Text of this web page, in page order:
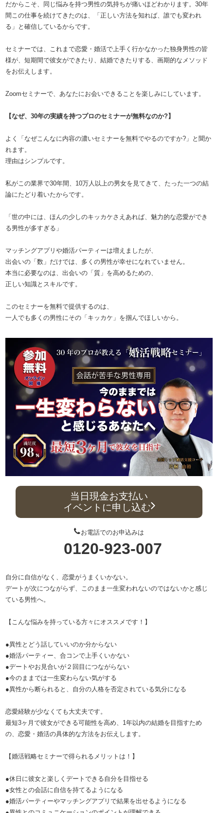
だからこそ、同じ悩みを持つ男性の気持ちが痛いほどわかります。30年
間この仕事を続けてきたのは、「正しい方法を知れば、誰でも変われ
る」と確信しているからです。
セミナーでは、これまで恋愛・婚活で上手く行かなかった独身男性の皆
様が、短期間で彼女ができたり、結婚できたりする、画期的なメソッド
をお伝えします。
Zoomセミナーで、あなたにお会いできることを楽しみにしています。
【なぜ、30年の実績を持つプロのセミナーが無料なのか?】
よく「なぜこんなに内容の濃いセミナーを無料でやるのですか?」と聞か
れます。
理由はシンプルです。
私がこの業界で30年間、10万人以上の男女を見てきて、たった一つの結
論にたどり着いたからです。
「世の中には、ほんの少しのキッカケさえあれば、魅力的な恋愛ができ
る男性が多すぎる」
マッチングアプリや婚活パーティーは増えましたが、
出会いの「数」だけでは、多くの男性が幸せになれていません。
本当に必要なのは、出会いの「質」を高めるための、
正しい知識とスキルです。
このセミナーを無料で提供するのは、
一人でも多くの男性にその「キッカケ」を掴んでほしいから。
当日現金お支払い
イベントに申し込む
お電話でのお申込みは
0120-923-007
自分に自信がなく、恋愛がうまくいかない。
デートが次につながらず、このまま一生変われないのではないかと感じ
ている男性へ。
【こんな悩みを持っている方々にオススメです！】
●異性とどう話していいのか分からない
●婚活パーティー、合コンで上手くいかない
●デートやお見合いが２回目につながらない
●今のままでは一生変わらない気がする
●異性から断られると、自分の人格を否定されている気分になる
恋愛経験が少なくても大丈夫です。
最短3ヶ月で彼女ができる可能性を高め、1年以内の結婚を目指すため
の、恋愛・婚活の具体的な方法をお伝えします。
【婚活戦略セミナーで得られるメリットは！】
●休日に彼女と楽しくデートできる自分を目指せる
●女性との会話に自信を持てるようになる
●婚活パーティーやマッチングアプリで結果を出せるようになる